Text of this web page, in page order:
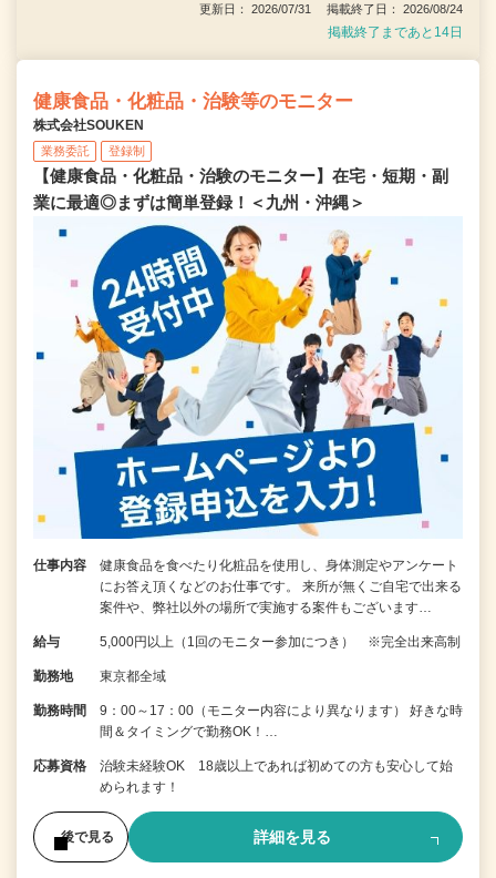
更新日： 2026/07/31 掲載終了日： 2026/08/24
掲載終了まであと14日
健康食品・化粧品・治験等のモニター
株式会社SOUKEN
業務委託 登録制
【健康食品・化粧品・治験のモニター】在宅・短期・副
業に最適◎まずは簡単登録！＜九州・沖縄＞
仕事内容
健康食品を食べたり化粧品を使用し、身体測定やアンケート
にお答え頂くなどのお仕事です。 来所が無くご自宅で出来る
案件や、弊社以外の場所で実施する案件もございます…
給与 5,000円以上（1回のモニター参加につき） ※完全出来高制
勤務地 東京都全域
勤務時間
9：00～17：00（モニター内容により異なります） 好きな時
間＆タイミングで勤務OK！…
応募資格
治験未経験OK 18歳以上であれば初めての方も安心して始
められます！
後で見る 詳細を見る